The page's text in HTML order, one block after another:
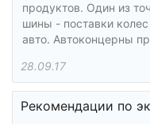
продуктов. Один из
шины - поставки
авто. Автоконцерны
28.09.17
Рекомендации по